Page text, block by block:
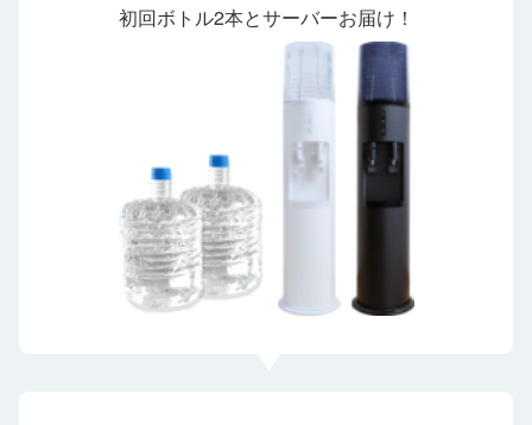
初回ボトル2本とサーバーお届け！